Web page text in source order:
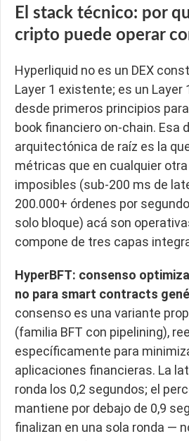
El stack técnico: por
cripto puede operar
Hyperliquid no es un DEX
Layer 1 existente; es un Layer
desde primeros principios
book financiero on-chain. Esa
arquitectónica de raíz es la
métricas que en cualquier
imposibles (sub-200 ms de
200.000+ órdenes por
solo bloque) acá son
compone de tres capas
HyperBFT: consenso
no para smart contracts
consenso es una variante
(familia BFT con pipelining),
específicamente para
aplicaciones financieras. La
ronda los 0,2 segundos; el
mantiene por debajo de 0,9
finalizan en una sola ronda —